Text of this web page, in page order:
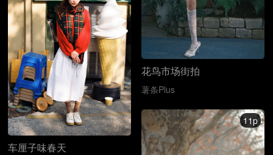
花鸟市场街拍
薯条Plus
车厘子味春天
11p